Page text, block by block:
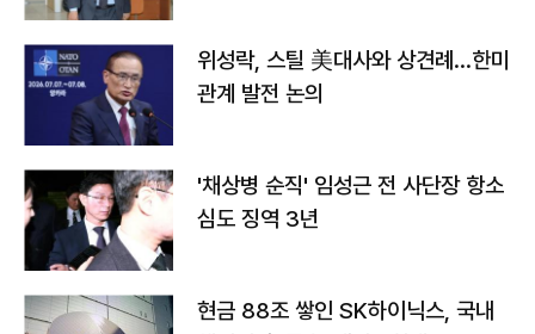
위성락, 스틸 美대사와 상견례…한미
관계 발전 논의
'채상병 순직' 임성근 전 사단장 항소
심도 징역 3년
현금 88조 쌓인 SK하이닉스, 국내